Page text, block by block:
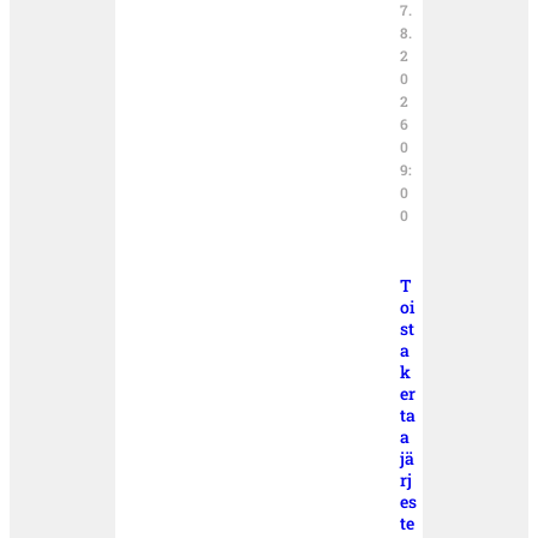
7.
8.
2
0
2
6
0
9:
0
0
T
oi
st
a
k
er
ta
a
jä
rj
es
te